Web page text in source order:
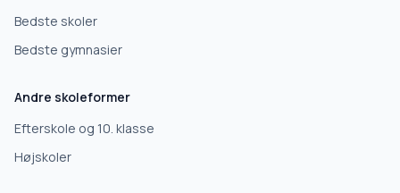
Vi bruger dit valg til at stille de rigtige spørgsmål.
Grundskole
10. klasse
Bedste skoler
Bedste gymnasier
Andre skoleformer
Efterskole og 10. klasse
Højskoler